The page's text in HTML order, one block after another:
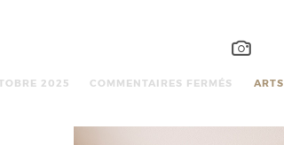
2025 COMMENTAIRES FERMÉS ARTS